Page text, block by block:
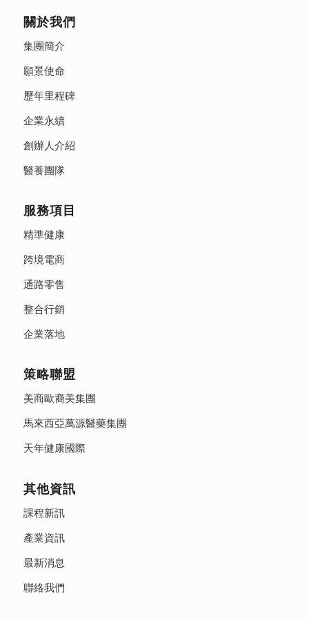
關於我們
集團簡介
願景使命
歷年里程碑
企業永續
創辦人介紹
醫養團隊
服務項目
精準健康
跨境電商
通路零售
整合行銷
企業落地
策略聯盟
美商歐裔美集團
馬來西亞萬源醫藥集團
天年健康國際
其他資訊
課程新訊
產業資訊
最新消息
聯絡我們